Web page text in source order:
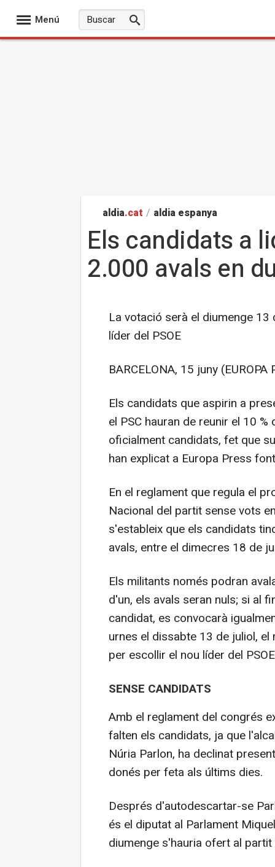
Menú
aldia.cat / aldia espanya
Els candidats a
2.000 avals en
La votació serà el diumenge
líder del PSOE
BARCELONA, 15 juny (EUROPA
Els candidats que aspirin a
el PSC hauran de reunir el 10
oficialment candidats, fet que
han explicat a Europa Press
En el reglament que regula el
Nacional del partit sense vots
s'estableix que els candidats
avals, entre el dimecres 18 de
Els militants només podran
d'un, els avals seran nuls; si al
candidat, es convocarà
urnes el dissabte 13 de juliol,
per escollir el nou líder del
SENSE CANDIDATS
Amb el reglament del congrés
falten els candidats, ja que
Núria Parlon, ha declinat
donés per feta als últims dies.
Després d'autodescartar-se
és el diputat al Parlament
diumenge s'hauria ofert al